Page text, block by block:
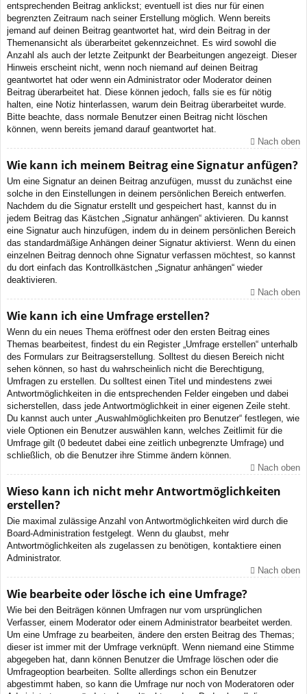
entsprechenden Beitrag anklickst; eventuell ist dies nur für einen
begrenzten Zeitraum nach seiner Erstellung möglich. Wenn bereits
jemand auf deinen Beitrag geantwortet hat, wird dein Beitrag in der
Themenansicht als überarbeitet gekennzeichnet. Es wird sowohl die
Anzahl als auch der letzte Zeitpunkt der Bearbeitungen angezeigt. Dieser
Hinweis erscheint nicht, wenn noch niemand auf deinen Beitrag
geantwortet hat oder wenn ein Administrator oder Moderator deinen
Beitrag überarbeitet hat. Diese können jedoch, falls sie es für nötig
halten, eine Notiz hinterlassen, warum dein Beitrag überarbeitet wurde.
Bitte beachte, dass normale Benutzer einen Beitrag nicht löschen
können, wenn bereits jemand darauf geantwortet hat.
Nach oben
Wie kann ich meinem Beitrag eine Signatur anfügen?
Um eine Signatur an deinen Beitrag anzufügen, musst du zunächst eine
solche in den Einstellungen in deinem persönlichen Bereich entwerfen.
Nachdem du die Signatur erstellt und gespeichert hast, kannst du in
jedem Beitrag das Kästchen „Signatur anhängen“ aktivieren. Du kannst
eine Signatur auch hinzufügen, indem du in deinem persönlichen Bereich
das standardmäßige Anhängen deiner Signatur aktivierst. Wenn du einen
einzelnen Beitrag dennoch ohne Signatur verfassen möchtest, so kannst
du dort einfach das Kontrollkästchen „Signatur anhängen“ wieder
deaktivieren.
Nach oben
Wie kann ich eine Umfrage erstellen?
Wenn du ein neues Thema eröffnest oder den ersten Beitrag eines
Themas bearbeitest, findest du ein Register „Umfrage erstellen“ unterhalb
des Formulars zur Beitragserstellung. Solltest du diesen Bereich nicht
sehen können, so hast du wahrscheinlich nicht die Berechtigung,
Umfragen zu erstellen. Du solltest einen Titel und mindestens zwei
Antwortmöglichkeiten in die entsprechenden Felder eingeben und dabei
sicherstellen, dass jede Antwortmöglichkeit in einer eigenen Zeile steht.
Du kannst auch unter „Auswahlmöglichkeiten pro Benutzer“ festlegen, wie
viele Optionen ein Benutzer auswählen kann, welches Zeitlimit für die
Umfrage gilt (0 bedeutet dabei eine zeitlich unbegrenzte Umfrage) und
schließlich, ob die Benutzer ihre Stimme ändern können.
Nach oben
Wieso kann ich nicht mehr Antwortmöglichkeiten
erstellen?
Die maximal zulässige Anzahl von Antwortmöglichkeiten wird durch die
Board-Administration festgelegt. Wenn du glaubst, mehr
Antwortmöglichkeiten als zugelassen zu benötigen, kontaktiere einen
Administrator.
Nach oben
Wie bearbeite oder lösche ich eine Umfrage?
Wie bei den Beiträgen können Umfragen nur vom ursprünglichen
Verfasser, einem Moderator oder einem Administrator bearbeitet werden.
Um eine Umfrage zu bearbeiten, ändere den ersten Beitrag des Themas;
dieser ist immer mit der Umfrage verknüpft. Wenn niemand eine Stimme
abgegeben hat, dann können Benutzer die Umfrage löschen oder die
Umfrageoption bearbeiten. Sollte allerdings schon ein Benutzer
abgestimmt haben, so kann die Umfrage nur noch von Moderatoren oder